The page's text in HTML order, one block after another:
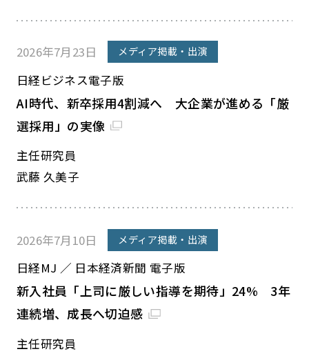
2026年7月23日 メディア掲載・出演
日経ビジネス電子版
AI時代、新卒採用4割減へ 大企業が進める「厳
選採用」の実像
主任研究員
武藤 久美子
2026年7月10日 メディア掲載・出演
日経MJ ／ 日本経済新聞 電子版
新入社員「上司に厳しい指導を期待」24% 3年
連続増、成長へ切迫感
主任研究員